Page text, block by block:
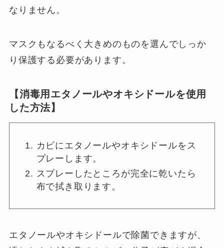
なりません。
マスクもなるべく大きめのものを選んでしっか
り保護する必要があります。
【消毒用エタノールやオキシドールを使用
した方法】
カビにエタノールやオキシドールをス
プレーします。
スプレーしたところが完全に乾いたら
布で拭き取ります。
エタノールやオキシドールで除菌できますが、